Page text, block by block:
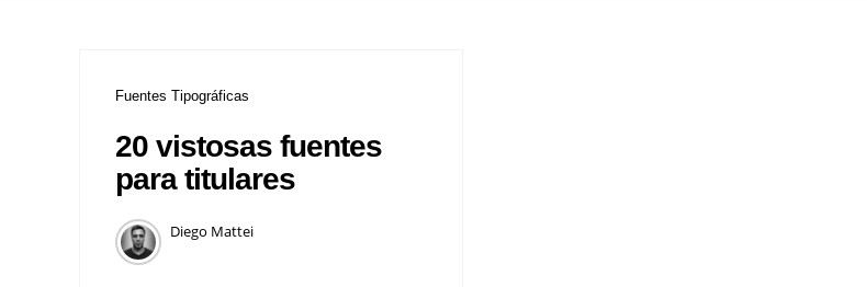
Fuentes Tipográficas
20 vistosas fuentes
para titulares
Diego Mattei